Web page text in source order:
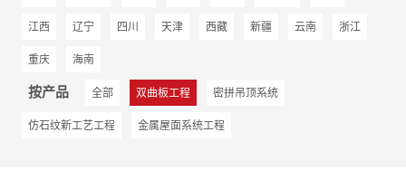
江西 辽宁 四川 天津 西藏 新疆 云南 浙江
重庆 海南
按产品 全部 双曲板工程 密拼吊顶系统
仿石纹新工艺工程 金属屋面系统工程